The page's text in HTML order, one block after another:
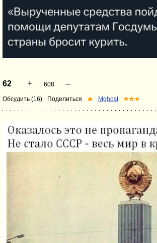
62 + 608 –
Обсудить (16) Поделиться 🔥 Mghost ★★★